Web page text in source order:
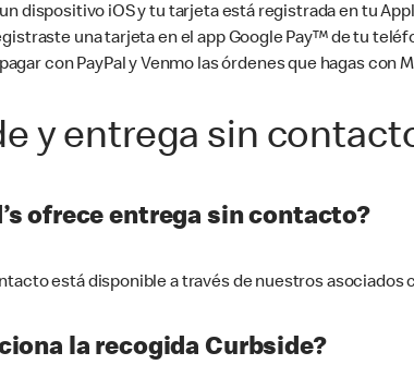
dispositivo iOS y tu tarjeta está registrada en tu
una tarjeta en el app Google Pay™ de tu
con PayPal y Venmo las órdenes que hagas con
y entrega sin
ofrece entrega sin contacto?
está disponible a través de nuestros
la recogida Curbside?